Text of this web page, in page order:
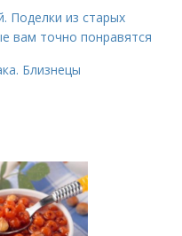
Поделки из старых
вам точно понравятся
Близнецы